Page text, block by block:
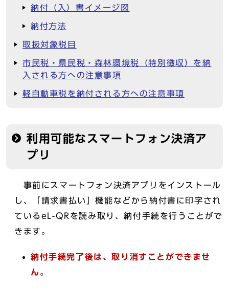
納付（入）書イメージ図
納付方法
取扱対象税目
市民税・県民税・森林環境税（特別徴収）を納
入される方への注意事項
軽自動車税を納付される方への注意事項
利用可能なスマートフォン決済ア
プリ
事前にスマートフォン決済アプリをインストール
し、「請求書払い」機能などから納付書に印字され
ているeL-QRを読み取り、納付手続を行うことがで
きます。
納付手続完了後は、取り消すことができませ
ん。